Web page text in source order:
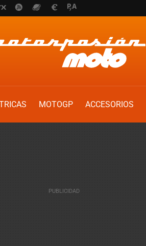
MOTOGP ACCESORIOS